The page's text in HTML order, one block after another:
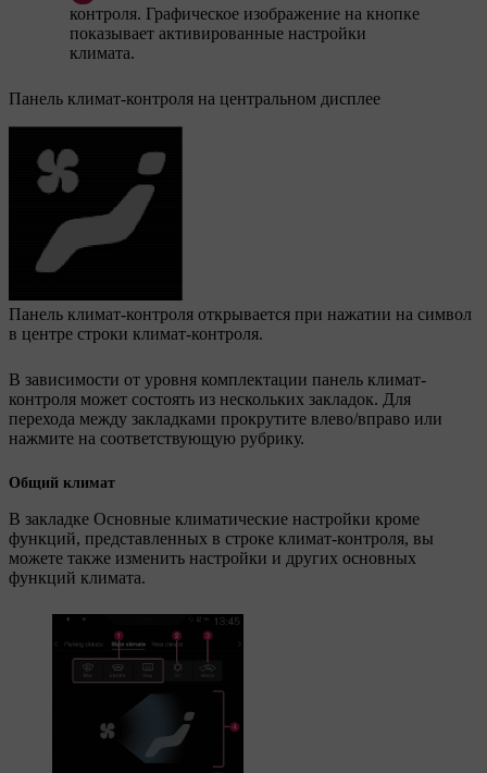
контроля. Графическое изображение на кнопке
показывает активированные настройки
климата.
Панель климат-контроля на центральном дисплее
Панель климат-контроля открывается при нажатии на символ
в центре строки климат-контроля.
В зависимости от уровня комплектации панель климат-
контроля может состоять из нескольких закладок. Для
перехода между закладками прокрутите влево/вправо или
нажмите на соответствующую рубрику.
Общий климат
В закладке Основные климатические настройки кроме
функций, представленных в строке климат-контроля, вы
можете также изменить настройки и других основных
функций климата.